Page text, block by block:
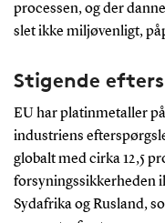
processen, og der
slet ikke miljøvenligt,
Stigende
EU har platinmetaller
industriens
globalt med cirka 12,5
forsyningssikkerheden
Sydafrika og Rusland,